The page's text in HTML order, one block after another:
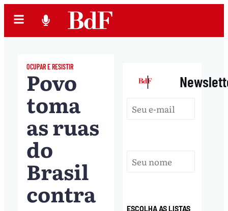
OCUPAR E RESISTIR
Povo
toma
as ruas
do
Brasil
contra
|
ESCOLHA AS LISTAS